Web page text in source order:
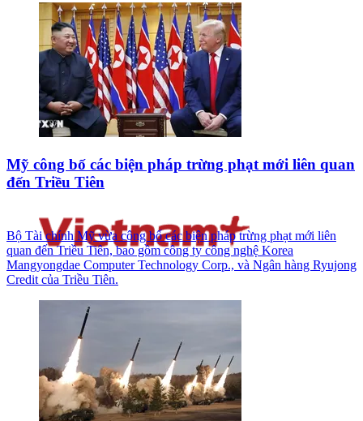
Mỹ công bố các biện pháp trừng phạt mới liên quan
đến Triều Tiên
Bộ Tài chính Mỹ vừa công bố các biện pháp trừng phạt mới liên
quan đến Triều Tiên, bao gồm công ty công nghệ Korea
Mangyongdae Computer Technology Corp., và Ngân hàng Ryujong
Credit của Triều Tiên.